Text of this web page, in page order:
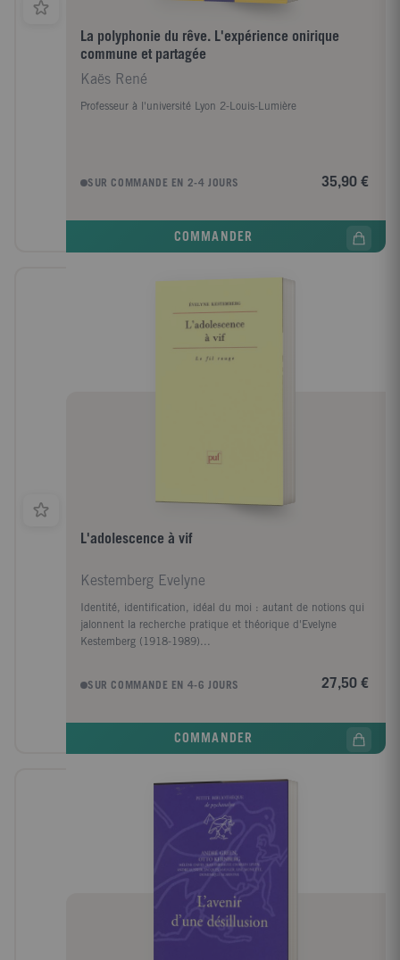
La polyphonie du rêve. L'expérience onirique
commune et partagée
Kaës René
Professeur à l'université Lyon 2-Louis-Lumière
SUR COMMANDE EN 2-4 JOURS 35,90 €
COMMANDER
L'adolescence à vif
Kestemberg Evelyne
Identité, identification, idéal du moi : autant de notions qui
jalonnent la recherche pratique et théorique d'Evelyne
Kestemberg (1918-1989)...
SUR COMMANDE EN 4-6 JOURS 27,50 €
COMMANDER